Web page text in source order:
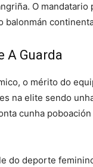
O
balonmán
A Guarda
o mérito do
na elite sendo
cunha
do deporte